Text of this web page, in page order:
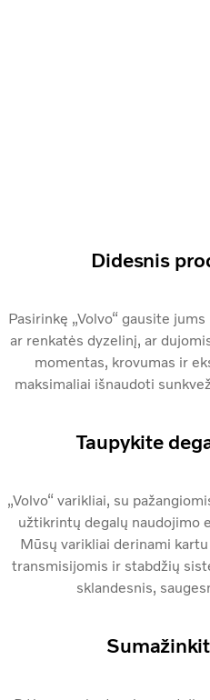
Didesnis
Pasirinkę „Volvo“ gausite
ar renkatės dyzelinį, ar
momentas, krovumas ir
maksimaliai išnaudoti
Taupykite
„Volvo“ varikliai, su
užtikrintų degalų naudojimo
Mūsų varikliai derinami
transmisijomis ir stabdžių
sklandesnis,